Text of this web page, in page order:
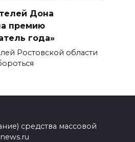
Дона
премию
года»
Ростовской области
средства массовой